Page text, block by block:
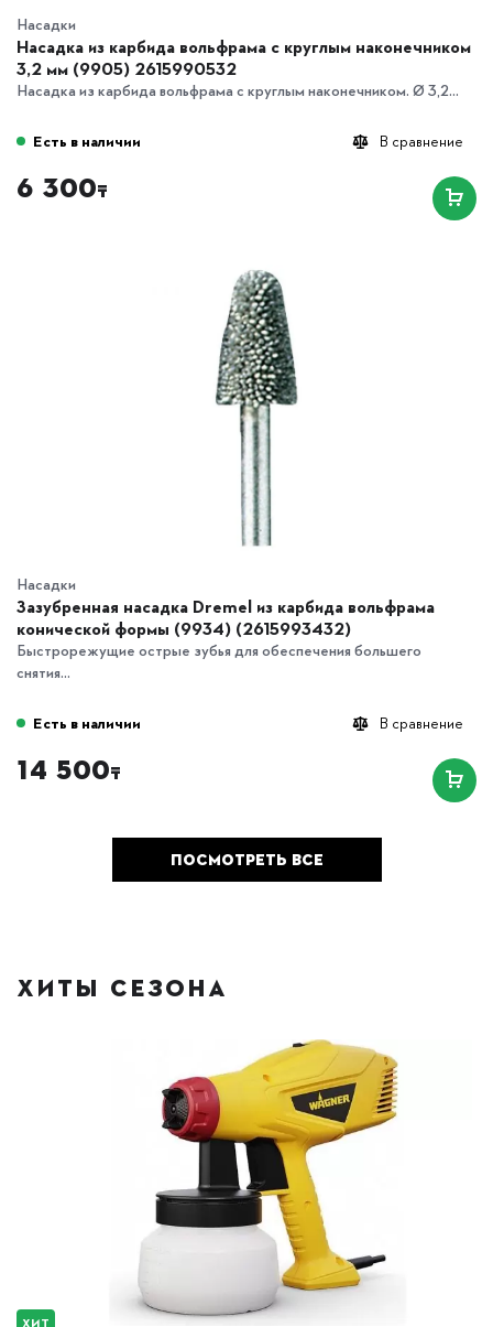
Насадки
Насадка из карбида вольфрама с круглым наконечником
3,2 мм (9905) 2615990532
Насадка из карбида вольфрама с круглым наконечником. Ø 3,2...
В сравнение
Есть в наличии
6 300₸
Насадки
Зазубренная насадка Dremel из карбида вольфрама
конической формы (9934) (2615993432)
Быстрорежущие острые зубья для обеспечения большего
снятия...
В сравнение
Есть в наличии
14 500₸
ПОСМОТРЕТЬ ВСЕ
ХИТЫ СЕЗОНА